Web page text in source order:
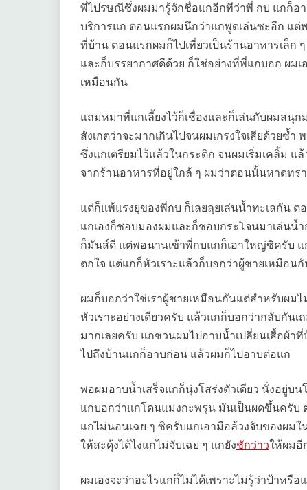
พี่ไปรษณีซึ่งผมมารู้จักชื่อแกอีกทีว่าพี่ กบ แกก็อ
บริการแก ตอนแรกผมนึกว่าแกพูดเล่นซะอีก แ
ที่บ้าน ตอนแรกผมก็ไปเที่ยวเป็นร้านอาหารเล็
และก็บรรยากาศดีด้วย ก็ใช่อย่างที่พี่แกบอก ผม
เหมือนกัน
แถมหมาที่แกเลี้ยงไว้ก็เชื่องและก็เล่นกับผมสนุ
สังเกตว่าจะมากเกินไปจนผมเกรงใจเสียด้วยซ้
ซึ่งแกเตรียมไว้แล้วในกระติก จนผมเริ่มเคลิ้ม
จากร้านอาหารที่อยู่ใกล้ ๆ ผมว่าตอนนั้นหาดท
แต่ก็แพ้แรงยุของพี่กบ ก็เลยลุยเล่นน้ำทะเลกัน ต
แกเองก็ชอบมองผมและก็ชอบกระโจนมาเล่นน้
ก็มันส์ดี แต่พอนานเข้าพี่กบแกก็เอาใหญ่ซิครับ
ตกใจ แต่แกก็หัวเราะแล้วก็บอกว่าผู้ชายเหมือน
ผมก็บอกว่าใช่เราผู้ชายเหมือนกันแต่สำหรับผม
หัวเราะอย่างเดียวครับ แล้วแกก็บอกว่ากลับกัน
มากเลยครับ แกชวนผมไปอาบน้ำเปลี่ยนเสื้อผ้
ไปถึงบ้านแกก็อาบก่อน แล้วผมก็ไปอาบต่อแก
พอผมอาบน้ำเสร็จแกก็นุ่งโสร่งตัวเดียว นั่งอยู่
แกบอกว่าแกโดนแมงกะพรุน มันเป็นผดขึ้นครั
แกไม่นอนเฉย ๆ ซิครับแกเอามือล้วงจับของผม
ให้สะดุ้งได้ไงแกไม่จับเฉย ๆ แกยังชักว่าวให้ผมอี
ผมเองจะว่าอะไรแกก็ไม่ได้เพราะไม่รู้ว่าป้าห